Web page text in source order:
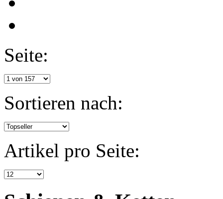
Seite:
Sortieren nach:
Artikel pro Seite: